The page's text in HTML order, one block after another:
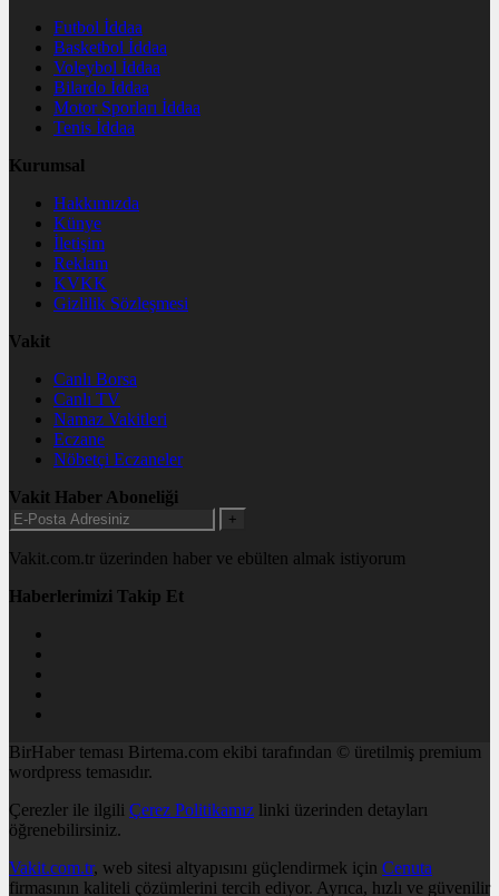
Futbol İddaa
Basketbol İddaa
Voleybol İddaa
Bilardo İddaa
Motor Sporları İddaa
Tenis İddaa
Kurumsal
Hakkımızda
Künye
İletişim
Reklam
KVKK
Gizlilik Sözleşmesi
Vakit
Canlı Borsa
Canlı TV
Namaz Vakitleri
Eczane
Nöbetçi Eczaneler
Vakit Haber Aboneliği
+
Vakit.com.tr üzerinden haber ve ebülten almak istiyorum
Haberlerimizi Takip Et
BirHaber teması Birtema.com ekibi tarafından © üretilmiş premium
wordpress temasıdır.
Çerezler ile ilgili Çerez Politikamız linki üzerinden detayları
öğrenebilirsiniz.
Vakit.com.tr, web sitesi altyapısını güçlendirmek için Cenuta
firmasının kaliteli çözümlerini tercih ediyor. Ayrıca, hızlı ve güvenilir